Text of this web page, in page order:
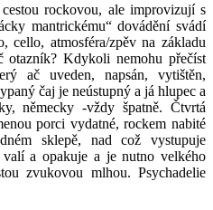
rockovou, ale improvizují s
mantrickému“ dovádění svádí
cello, atmosféra/zpěv na základu
otazník? Kdykoli nemohu přečíst
ač uveden, napsán, vytištěn,
čaj je neústupný a já hlupec a
německy -vždy špatně. Čtvrtá
porci vydatné, rockem nabité
sklepě, nad což vystupuje
a opakuje a je nutno velkého
zvukovou mlhou. Psychadelie